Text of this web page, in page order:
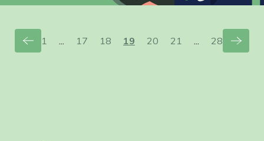
1 17 18 19 20 21 28